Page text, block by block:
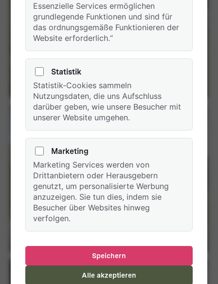
Biketouren 2016
2 Alben
Biketouren 2015
Essenzielle Services ermöglichen
grundlegende Funktionen und sind für
das ordnungsgemäße Funktionieren der
Website erforderlich.“
Statistik
Statistik-Cookies sammeln
Nutzungsdaten, die uns Aufschluss
darüber geben, wie unsere Besucher mit
unserer Website umgehen.
Marketing
Marketing Services werden von
Drittanbietern oder Herausgebern
genutzt, um personalisierte Werbung
anzuzeigen. Sie tun dies, indem sie
Besucher über Websites hinweg
verfolgen.
Speichern
Alle akzeptieren